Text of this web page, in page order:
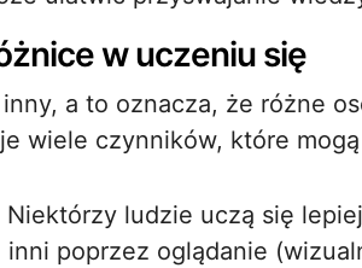
w uczeniu się
a to oznacza, że różne
wiele czynników, które
Niektórzy ludzie uczą się
poprzez oglądanie